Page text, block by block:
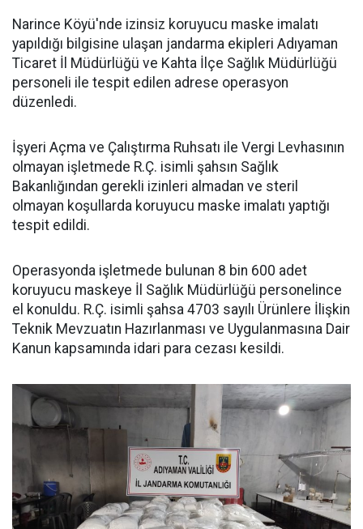
Narince Köyü'nde izinsiz koruyucu maske imalatı
yapıldığı bilgisine ulaşan jandarma ekipleri Adıyaman
Ticaret İl Müdürlüğü ve Kahta İlçe Sağlık Müdürlüğü
personeli ile tespit edilen adrese operasyon
düzenledi.
İşyeri Açma ve Çalıştırma Ruhsatı ile Vergi Levhasının
olmayan işletmede R.Ç. isimli şahsın Sağlık
Bakanlığından gerekli izinleri almadan ve steril
olmayan koşullarda koruyucu maske imalatı yaptığı
tespit edildi.
Operasyonda işletmede bulunan 8 bin 600 adet
koruyucu maskeye İl Sağlık Müdürlüğü personelince
el konuldu. R.Ç. isimli şahsa 4703 sayılı Ürünlere İlişkin
Teknik Mevzuatın Hazırlanması ve Uygulanmasına Dair
Kanun kapsamında idari para cezası kesildi.